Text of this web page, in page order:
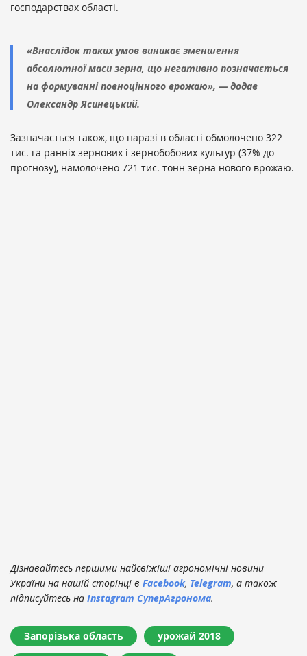
господарствах області.
«Внаслідок таких умов виникає зменшення
абсолютної маси зерна, що негативно позначається
на формуванні повноцінного врожаю», — додав
Олександр Ясинецький.
Зазначається також, що наразі в області обмолочено 322
тис. га ранніх зернових і зернобобових культур (37% до
прогнозу), намолочено 721 тис. тонн зерна нового врожаю.
Дізнавайтесь першими найсвіжіші агрономічні новини
України на нашій сторінці в Facebook, Telegram, а також
підписуйтесь на Instagram СуперАгронома.
Запорізька область урожай 2018